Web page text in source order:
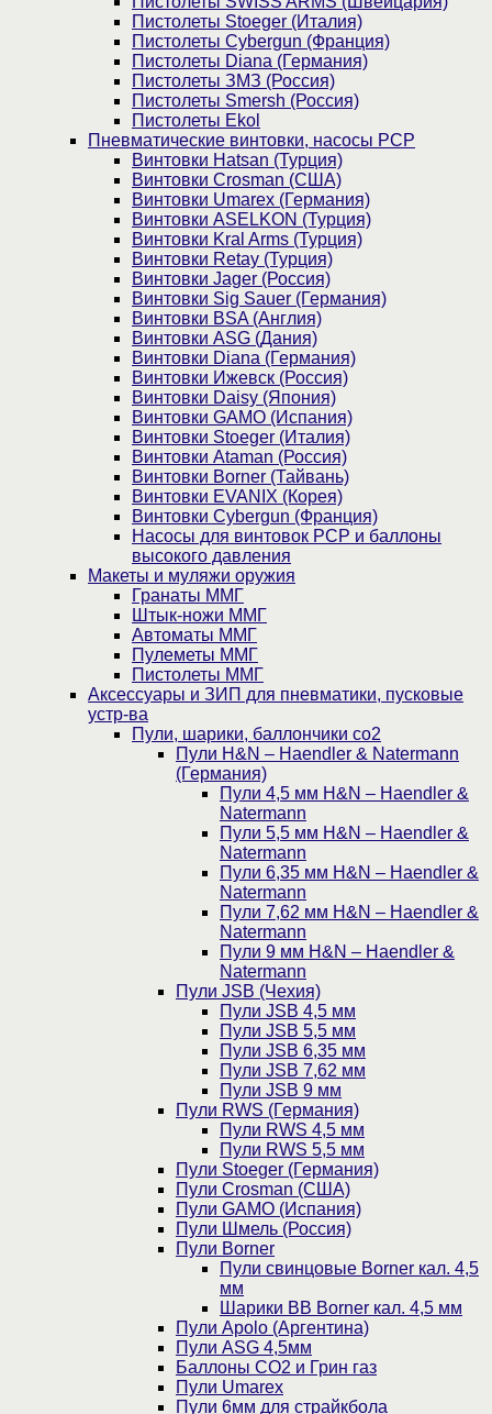
Пистолеты Stoeger (Италия)
Пистолеты Cybergun (Франция)
Пистолеты Diana (Германия)
Пистолеты ЗМЗ (Россия)
Пистолеты Smersh (Россия)
Пистолеты Ekol
Пневматические винтовки, насосы PCP
Винтовки Hatsan (Турция)
Винтовки Crosman (США)
Винтовки Umarex (Германия)
Винтовки ASELKON (Турция)
Винтовки Kral Arms (Турция)
Винтовки Retay (Турция)
Винтовки Jager (Россия)
Винтовки Sig Sauer (Германия)
Винтовки BSA (Англия)
Винтовки ASG (Дания)
Винтовки Diana (Германия)
Винтовки Ижевск (Россия)
Винтовки Daisy (Япония)
Винтовки GAMO (Испания)
Винтовки Stoeger (Италия)
Винтовки Ataman (Россия)
Винтовки Borner (Тайвань)
Винтовки EVANIX (Корея)
Винтовки Cybergun (Франция)
Насосы для винтовок PCP и баллоны
высокого давления
Макеты и муляжи оружия
Гранаты ММГ
Штык-ножи ММГ
Автоматы ММГ
Пулеметы ММГ
Пистолеты ММГ
Аксессуары и ЗИП для пневматики, пусковые
устр-ва
Пули, шарики, баллончики со2
Пули H&N – Haendler & Natermann
(Германия)
Пули 4,5 мм H&N – Haendler &
Natermann
Пули 5,5 мм H&N – Haendler &
Natermann
Пули 6,35 мм H&N – Haendler &
Natermann
Пули 7,62 мм H&N – Haendler &
Natermann
Пули 9 мм H&N – Haendler &
Natermann
Пули JSB (Чехия)
Пули JSB 4,5 мм
Пули JSB 5,5 мм
Пули JSB 6,35 мм
Пули JSB 7,62 мм
Пули JSB 9 мм
Пули RWS (Германия)
Пули RWS 4,5 мм
Пули RWS 5,5 мм
Пули Stoeger (Германия)
Пули Crosman (США)
Пули GAMO (Испания)
Пули Шмель (Россия)
Пули Borner
Пули свинцовые Borner кал. 4,5
мм
Шарики BB Borner кал. 4,5 мм
Пули Apolo (Аргентина)
Пули ASG 4,5мм
Баллоны CO2 и Грин газ
Пули Umarex
Пули 6мм для страйкбола